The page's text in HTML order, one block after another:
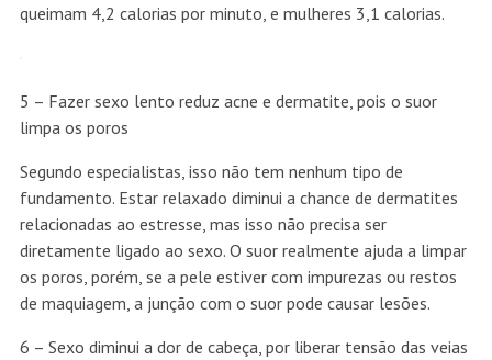
queimam 4,2 calorias por minuto, e mulheres 3,1 calorias.
5 – Fazer sexo lento reduz acne e dermatite, pois o suor
limpa os poros
Segundo especialistas, isso não tem nenhum tipo de
fundamento. Estar relaxado diminui a chance de dermatites
relacionadas ao estresse, mas isso não precisa ser
diretamente ligado ao sexo. O suor realmente ajuda a limpar
os poros, porém, se a pele estiver com impurezas ou restos
de maquiagem, a junção com o suor pode causar lesões.
6 – Sexo diminui a dor de cabeça, por liberar tensão das veias